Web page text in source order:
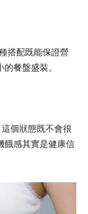
搭配既能保證營
餐盤盛裝。
個狀態既不會很
餓感其實是健康信